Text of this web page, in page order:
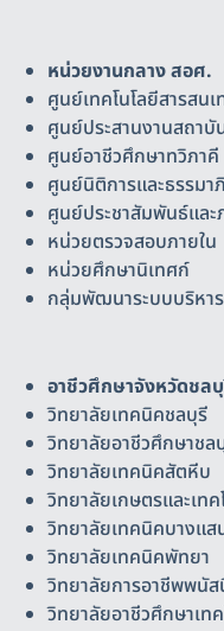
หน่วยงานกลาง สอศ.
ศูนย์เทคโนโลยีสารสนเ
ศูนย์ประสานงานสถาบั
ศูนย์อาชีวศึกษาทวิภาคี
ศูนย์นิติการและธรรมา
ศูนย์ประชาสัมพันธ์แล
หน่วยตรวจสอบภายใน
หน่วยศึกษานิเทศก์
กลุ่มพัฒนาระบบบริหาร
อาชีวศึกษาจังหวัดชล
วิทยาลัยเทคนิคชลบุรี
วิทยาลัยอาชีวศึกษาชล
วิทยาลัยเทคนิคสัตหีบ
วิทยาลัยเกษตรและเท
วิทยาลัยเทคนิคบางแส
วิทยาลัยเทคนิคพัทยา
วิทยาลัยการอาชีพพนั
วิทยาลัยอาชีวศึกษาเท